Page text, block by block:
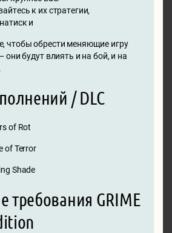
к их стратегии,
и
чтобы обрести меняющие игру
они будут влиять и на бой, и на
/ DLC
of Rot
of Terror
Shade
требования GRIME